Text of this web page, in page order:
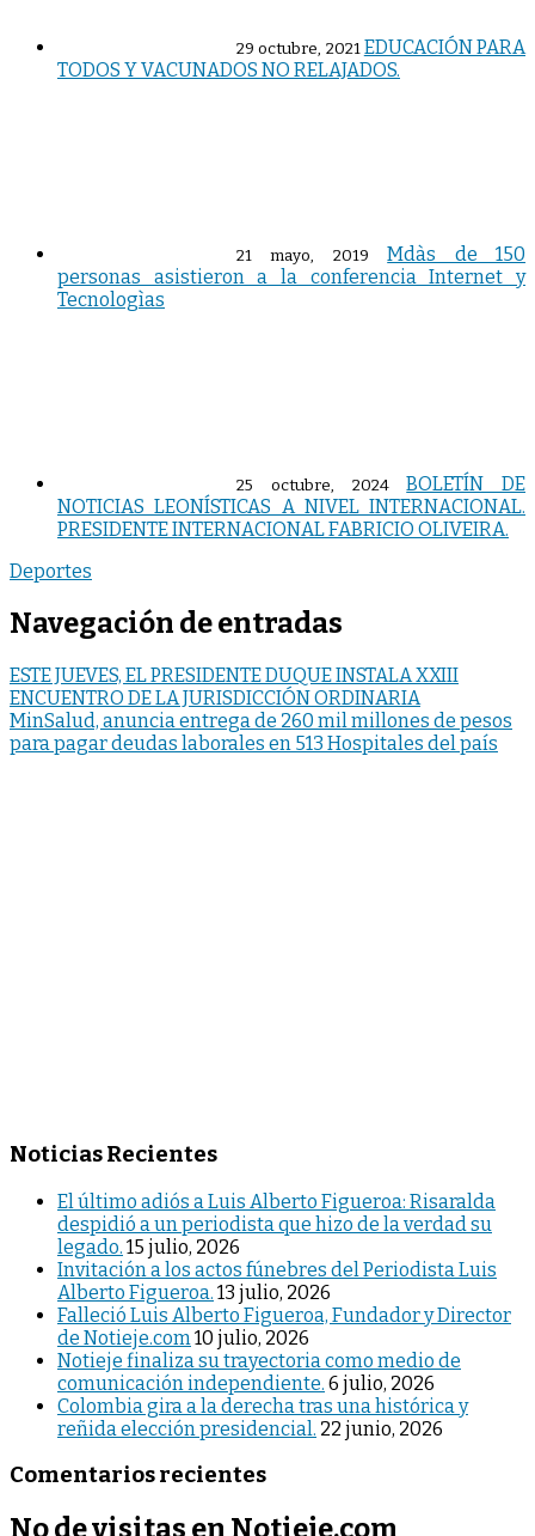
29 octubre, 2021 EDUCACIÓN PARA
TODOS Y VACUNADOS NO RELAJADOS.
21 mayo, 2019
Mdàs de 150
personas asistieron a la conferencia Internet y
Tecnologìas
25 octubre, 2024
BOLETÍN DE
NOTICIAS LEONÍSTICAS A NIVEL INTERNACIONAL.
PRESIDENTE INTERNACIONAL FABRICIO OLIVEIRA.
Deportes
Navegación de entradas
ESTE JUEVES, EL PRESIDENTE DUQUE INSTALA XXIII
ENCUENTRO DE LA JURISDICCIÓN ORDINARIA
MinSalud, anuncia entrega de 260 mil millones de pesos
para pagar deudas laborales en 513 Hospitales del país
Noticias Recientes
El último adiós a Luis Alberto Figueroa: Risaralda
despidió a un periodista que hizo de la verdad su
legado. 15 julio, 2026
Invitación a los actos fúnebres del Periodista Luis
Alberto Figueroa. 13 julio, 2026
Falleció Luis Alberto Figueroa, Fundador y Director
de Notieje.com 10 julio, 2026
Notieje finaliza su trayectoria como medio de
comunicación independiente. 6 julio, 2026
Colombia gira a la derecha tras una histórica y
reñida elección presidencial. 22 junio, 2026
Comentarios recientes
No de visitas en Notieje.com